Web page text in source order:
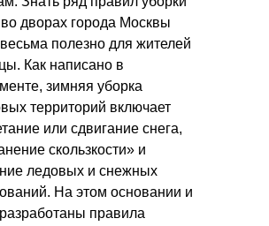
во дворах города Москвы
весьма полезно для жителей
Как написано в
зимняя уборка
территорий включает
или сдвигание снега,
скользкости» и
ледовых и снежных
На этом основании и
правила